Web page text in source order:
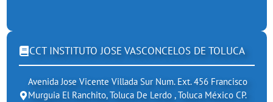
CCT INSTITUTO JOSE VASCONCELOS DE TOLUCA
Avenida Jose Vicente Villada Sur Num. Ext. 456 Francisco
Murguia El Ranchito, Toluca De Lerdo , Toluca México CP.